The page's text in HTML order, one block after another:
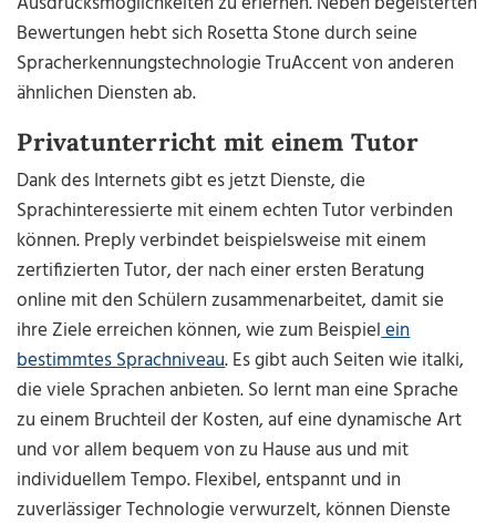
Bewertungen hebt sich Rosetta Stone durch seine
Spracherkennungstechnologie TruAccent von anderen
ähnlichen Diensten ab.
Privatunterricht mit einem Tutor
Dank des Internets gibt es jetzt Dienste, die
Sprachinteressierte mit einem echten Tutor verbinden
können. Preply verbindet beispielsweise mit einem
zertifizierten Tutor, der nach einer ersten Beratung
online mit den Schülern zusammenarbeitet, damit sie
ihre Ziele erreichen können, wie zum Beispielein
bestimmtes Sprachniveau. Es gibt auch Seiten wie italki,
die viele Sprachen anbieten. So lernt man eine Sprache
zu einem Bruchteil der Kosten, auf eine dynamische Art
und vor allem bequem von zu Hause aus und mit
individuellem Tempo. Flexibel, entspannt und in
zuverlässiger Technologie verwurzelt, können Dienste